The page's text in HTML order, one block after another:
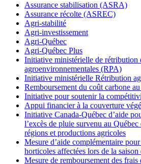
Assurance stabilisation (ASRA)
Assurance récolte (ASREC)
Agri-stabilité
Agri-investissement
Agri-Québec
Agri-Québec Plus
Initiative ministérielle de rétribution
agroenvironnementales (RPA)
Initiative ministérielle Rétribution
Remboursement du coût carbone
Initiative pour soutenir la
Appui financier à la couverture
Initiative Canada-Québec d’aide
l’excès de pluie survenu au
régions et productions agricoles
Mesure d’aide complémentaire
horticoles affectées lors de la
Mesure de remboursement des frais